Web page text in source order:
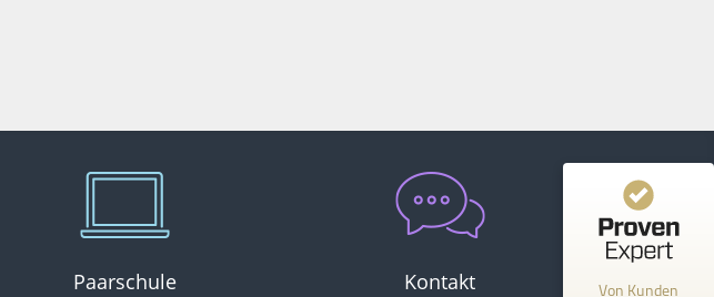
Paarschule Kontakt Von Kunden
10
Profil ansehen
Erfahren Sie mehr über dieses Bewertungssiegel